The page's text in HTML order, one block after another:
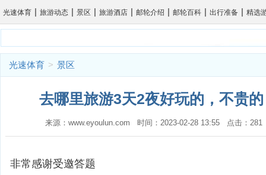
光速体育 | 旅游动态 | 景区 | 旅游酒店 | 邮轮介绍 | 邮轮百科 | 出行准备 | 精选
光速体育 > 景区
去哪里旅游3天2夜好玩的，不贵
来源：www.eyoulun.com 时间：2023-02-28 13:55 点击：
非常感谢受邀答题